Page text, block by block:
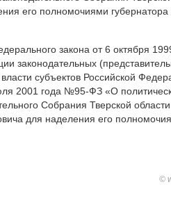
его полномочиями губернатора
закона от 6 октября
законодательных
субъектов Российской
2001 года №95-ФЗ «О
Собрания Тверской области
для наделения его
©